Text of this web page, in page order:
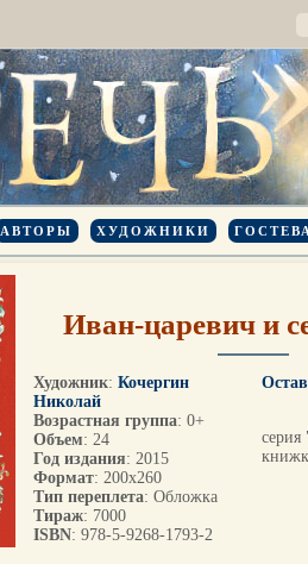
АВТОРЫ ХУДОЖНИКИ
Иван-царевич и
Художник: Кочергин
Николай
Возрастная группа: 0+
Объем: 24
Год издания: 2015
Формат: 200х260
Тип переплета: Обложка
Тираж: 7000
ISBN: 978-5-9268-1793-2